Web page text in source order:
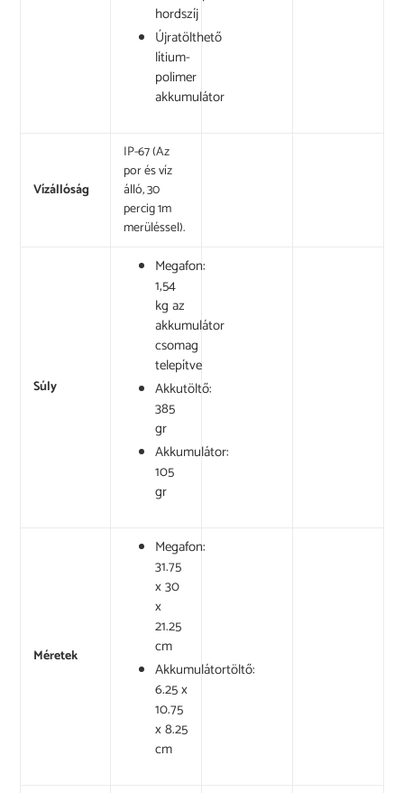
hordszíj
Újratölthető
lítium-
polimer
akkumulátor
Vízállóság
IP-67 (Az
por és víz
álló, 30
percig 1m
merüléssel).
Súly
Megafon:
1,54
kg az
akkumulátor
csomag
telepítve
Akkutöltő:
385
gr
Akkumulátor:
105
gr
Méretek
Megafon:
31.75
x 30
x
21.25
cm
Akkumulátortöltő:
6.25 x
10.75
x 8.25
cm